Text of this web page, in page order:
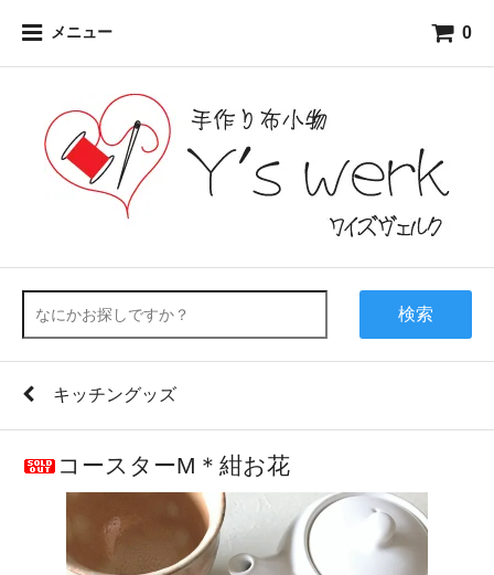
メニュー 0
検索
キッチングッズ
コースターM＊紺お花